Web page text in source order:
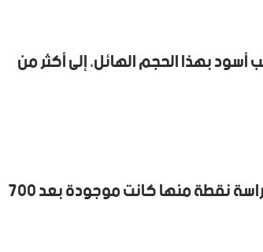
أسود بهذا الحجم الهائل، إلى أكثر من
وركز فريق بحثي، بقيادة جامعة كامبريدج، على دراسة نقطة منها كانت موجودة بعد 700